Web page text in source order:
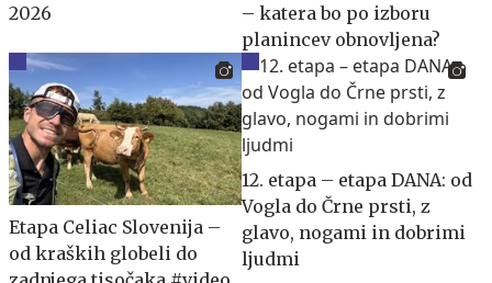
2026
– katera bo po izboru
planincev obnovljena?
Etapa Celiac Slovenija –
od kraških globeli do
12. etapa – etapa DANA: od
Vogla do Črne prsti, z
glavo, nogami in dobrimi
ljudmi